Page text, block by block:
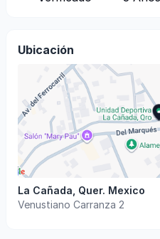
Ubicación
La Cañada Quer. Mexico
Venustiano Carranza 2